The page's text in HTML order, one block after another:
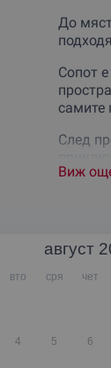
До
Сопот
самите
След
опиташ
Виж
август
вто сря чет
4 5 6